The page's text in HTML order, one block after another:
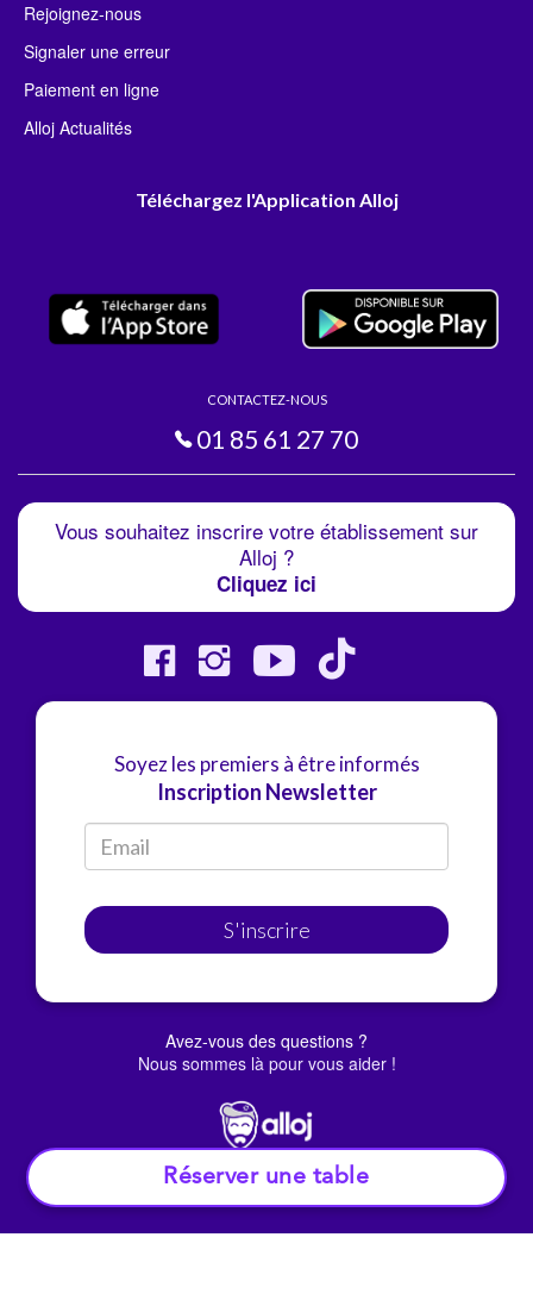
Réserver une table
Rejoignez-nous
Signaler une erreur
Paiement en ligne
Alloj Actualités
Téléchargez l'Application Alloj
CONTACTEZ-NOUS
01 85 61 27 70
Vous souhaitez inscrire votre établissement sur
Alloj ?
Cliquez ici
Soyez les premiers à être informés
Inscription Newsletter
S'inscrire
Avez-vous des questions ?
Nous sommes là pour vous aider !
© Alloj.2022 Tous droits réservés